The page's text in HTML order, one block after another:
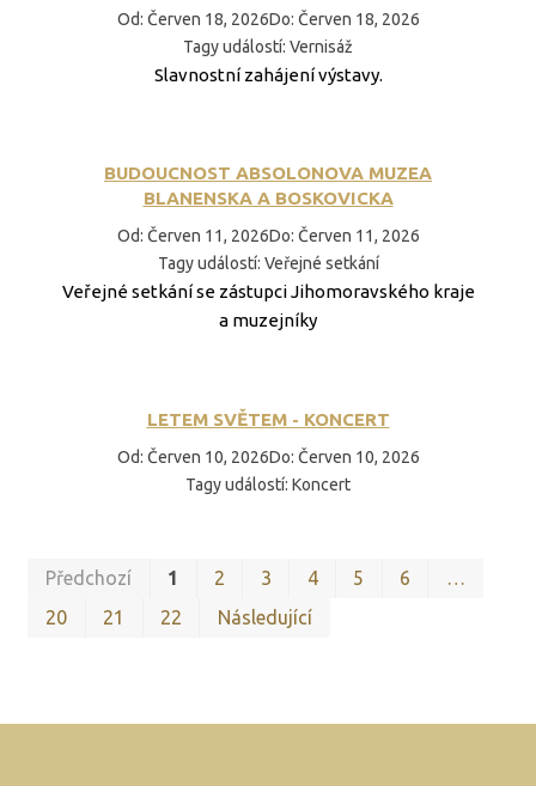
Od: Červen 18, 2026Do: Červen 18, 2026
Tagy událostí: Vernisáž
Slavnostní zahájení výstavy.
BUDOUCNOST ABSOLONOVA MUZEA
BLANENSKA A BOSKOVICKA
Od: Červen 11, 2026Do: Červen 11, 2026
Tagy událostí: Veřejné setkání
Veřejné setkání se zástupci Jihomoravského kraje
a muzejníky
LETEM SVĚTEM - KONCERT
Od: Červen 10, 2026Do: Červen 10, 2026
Tagy událostí: Koncert
Předchozí 1 2 3 4 5 6
…
20
21 22 Následující